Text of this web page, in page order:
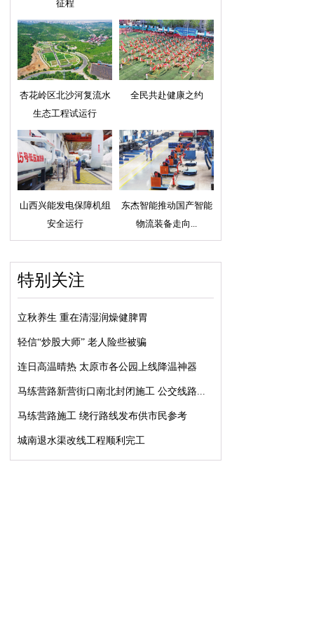
征程
杏花岭区北沙河复流水
生态工程试运行
全民共赴健康之约
山西兴能发电保障机组
安全运行
东杰智能推动国产智能
物流装备走向...
特别关注
立秋养生 重在清湿润燥健脾胃
轻信“炒股大师” 老人险些被骗
连日高温晴热 太原市各公园上线降温神器
马练营路新营街口南北封闭施工 公交线路...
马练营路施工 绕行路线发布供市民参考
城南退水渠改线工程顺利完工